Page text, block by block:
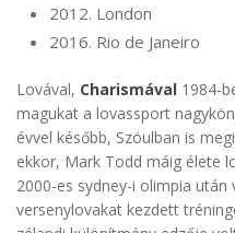
2012. London
2016. Rio de Janeiro
Lovával, Charismával 1984-
magukat a lovassport
évvel később, Szöulban is
ekkor, Mark Todd máig élete
2000-es sydney-i olimpia
versenylovakat kezdett